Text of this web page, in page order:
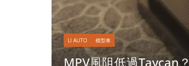
LI AUTO 模型車
MPV風阻低過Taycan